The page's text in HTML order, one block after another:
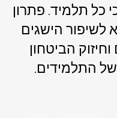
כל תלמיד. פתרון
לשיפור הישגים
וחיזוק הביטחון
התלמידים.